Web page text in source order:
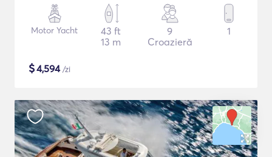
Motor Yacht
43 ft
13 m
9
Croazieră
1
$4,594/zi